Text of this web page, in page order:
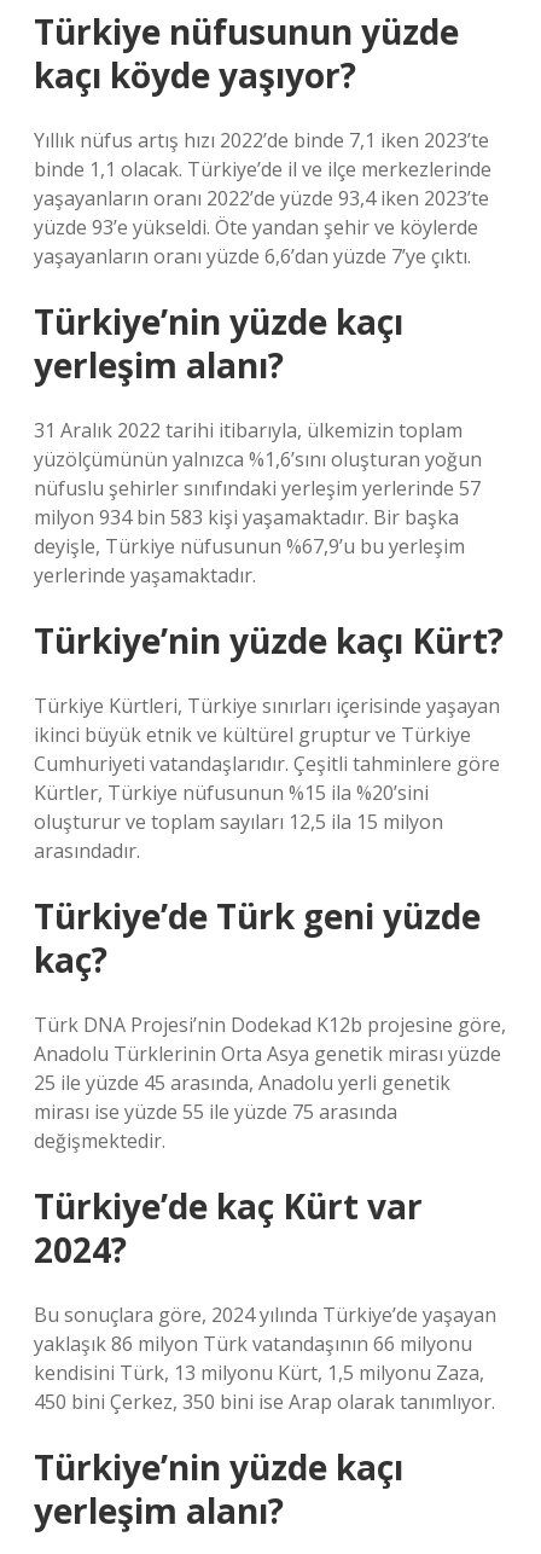
Türkiye nüfusunun yüzde
kaçı köyde yaşıyor?
Yıllık nüfus artış hızı 2022’de binde 7,1 iken 2023’te
binde 1,1 olacak. Türkiye’de il ve ilçe merkezlerinde
yaşayanların oranı 2022’de yüzde 93,4 iken 2023’te
yüzde 93’e yükseldi. Öte yandan şehir ve köylerde
yaşayanların oranı yüzde 6,6’dan yüzde 7’ye çıktı.
Türkiye’nin yüzde kaçı
yerleşim alanı?
31 Aralık 2022 tarihi itibarıyla, ülkemizin toplam
yüzölçümünün yalnızca %1,6’sını oluşturan yoğun
nüfuslu şehirler sınıfındaki yerleşim yerlerinde 57
milyon 934 bin 583 kişi yaşamaktadır. Bir başka
deyişle, Türkiye nüfusunun %67,9’u bu yerleşim
yerlerinde yaşamaktadır.
Türkiye’nin yüzde kaçı Kürt?
Türkiye Kürtleri, Türkiye sınırları içerisinde yaşayan
ikinci büyük etnik ve kültürel gruptur ve Türkiye
Cumhuriyeti vatandaşlarıdır. Çeşitli tahminlere göre
Kürtler, Türkiye nüfusunun %15 ila %20’sini
oluşturur ve toplam sayıları 12,5 ila 15 milyon
arasındadır.
Türkiye’de Türk geni yüzde
kaç?
Türk DNA Projesi’nin Dodekad K12b projesine göre,
Anadolu Türklerinin Orta Asya genetik mirası yüzde
25 ile yüzde 45 arasında, Anadolu yerli genetik
mirası ise yüzde 55 ile yüzde 75 arasında
değişmektedir.
Türkiye’de kaç Kürt var
2024?
Bu sonuçlara göre, 2024 yılında Türkiye’de yaşayan
yaklaşık 86 milyon Türk vatandaşının 66 milyonu
kendisini Türk, 13 milyonu Kürt, 1,5 milyonu Zaza,
450 bini Çerkez, 350 bini ise Arap olarak tanımlıyor.
Türkiye’nin yüzde kaçı
yerleşim alanı?